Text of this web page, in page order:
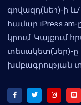
գովազդ(ներ)-ի
համար
կրում: Կայքում
տեսակետ(ներ)-ը
խմբագրության